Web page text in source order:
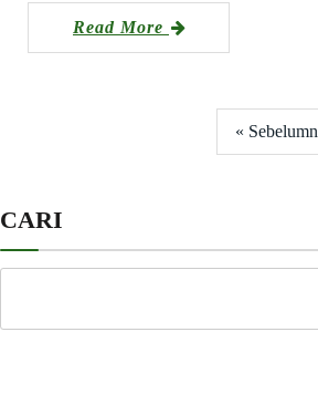
Read More
«
CARI